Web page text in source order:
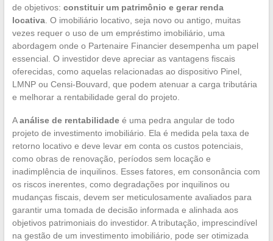
de objetivos: constituir um patrimônio e gerar renda
locativa. O imobiliário locativo, seja novo ou antigo, muitas
vezes requer o uso de um empréstimo imobiliário, uma
abordagem onde o Partenaire Financier desempenha um papel
essencial. O investidor deve apreciar as vantagens fiscais
oferecidas, como aquelas relacionadas ao dispositivo Pinel,
LMNP ou Censi-Bouvard, que podem atenuar a carga tributária
e melhorar a rentabilidade geral do projeto.
Aanálise de rentabilidadeé uma pedra angular de todo
projeto de investimento imobiliário. Ela é medida pela taxa de
retorno locativo e deve levar em conta os custos potenciais,
como obras de renovação, períodos sem locação e
inadimplência de inquilinos. Esses fatores, em consonância com
os riscos inerentes, como degradações por inquilinos ou
mudanças fiscais, devem ser meticulosamente avaliados para
garantir uma tomada de decisão informada e alinhada aos
objetivos patrimoniais do investidor. A tributação, imprescindível
na gestão de um investimento imobiliário, pode ser otimizada